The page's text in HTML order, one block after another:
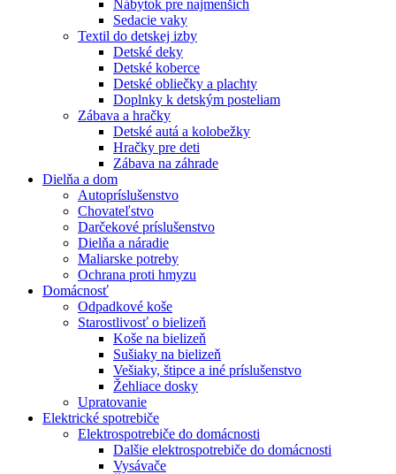
Nábytok pre najmenších
Sedacie vaky
Textil do detskej izby
Detské deky
Detské koberce
Detské obliečky a plachty
Doplnky k detským posteliam
Zábava a hračky
Detské autá a kolobežky
Hračky pre deti
Zábava na záhrade
Dielňa a dom
Autopríslušenstvo
Chovateľstvo
Darčekové príslušenstvo
Dielňa a náradie
Maliarske potreby
Ochrana proti hmyzu
Domácnosť
Odpadkové koše
Starostlivosť o bielizeň
Koše na bielizeň
Sušiaky na bielizeň
Vešiaky, štipce a iné príslušenstvo
Žehliace dosky
Upratovanie
Elektrické spotrebiče
Elektrospotrebiče do domácnosti
Dalšie elektrospotrebiče do domácnosti
Vysávače